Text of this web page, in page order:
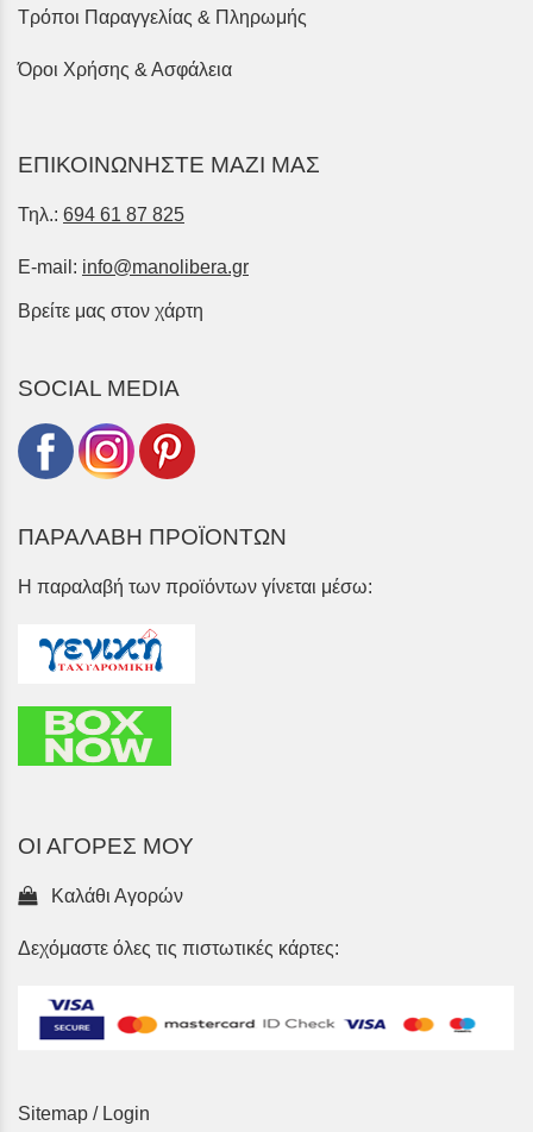
Τρόποι Παραγγελίας & Πληρωμής
Όροι Χρήσης & Ασφάλεια
ΕΠΙΚΟΙΝΩΝΗΣΤΕ ΜΑΖΙ ΜΑΣ
Τηλ.: 694 61 87 825
E-mail: info@manolibera.gr
Βρείτε μας στον χάρτη
SOCIAL MEDIA
ΠΑΡΑΛΑΒΗ ΠΡΟΪΟΝΤΩΝ
Η παραλαβή των προϊόντων γίνεται μέσω:
ΟΙ ΑΓΟΡΕΣ ΜΟΥ
Καλάθι Αγορών
Δεχόμαστε όλες τις πιστωτικές κάρτες:
Sitemap / Login